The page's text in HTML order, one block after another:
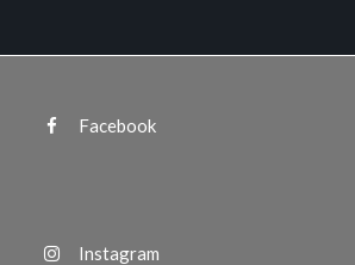
Facebook
Instagram